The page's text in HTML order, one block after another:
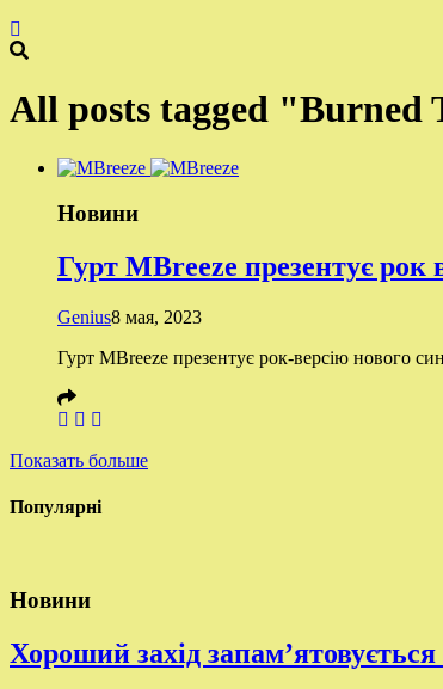
All posts tagged "Burned
Новини
Гурт MBreeze презентує рок
Genius8 мая, 2023
Гурт MBreeze презентує рок-версію нового
Показать больше
Популярні
Новини
Хороший захід